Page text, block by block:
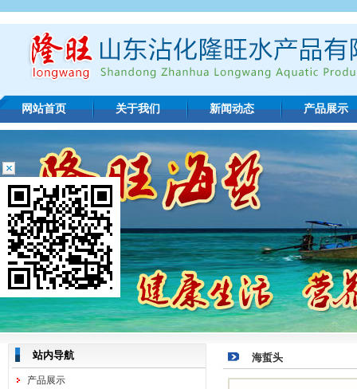
网站首页 关于我们 新闻动态 产品展示
站内导航
产品展示
海蜇头